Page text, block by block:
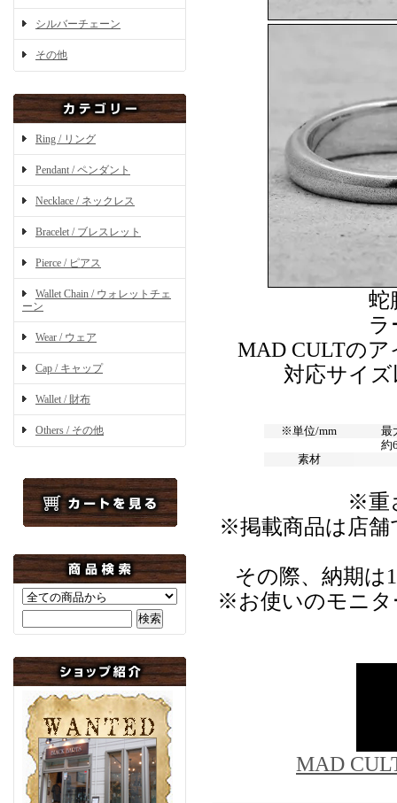
シルバーチェーン
その他
Ring / リング
Pendant / ペンダント
Necklace / ネックレス
Bracelet / ブレスレット
Pierce / ピアス
Wallet Chain / ウォレットチェ
ーン
Wear / ウェア
Cap / キャップ
Wallet / 財布
Others / その他
蛇
ラ
MAD CULTの
対応サイ
※単位/mm
最
約
素材
※重
※掲載商品は店舗
その際、納期は
※お使いのモニタ
MAD